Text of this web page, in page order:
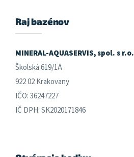
Raj bazénov
MINERAL-AQUASERVIS, spol. s r.o.
Školská 619/1A
922 02 Krakovany
IČO: 36247227
IČ DPH: SK2020171846